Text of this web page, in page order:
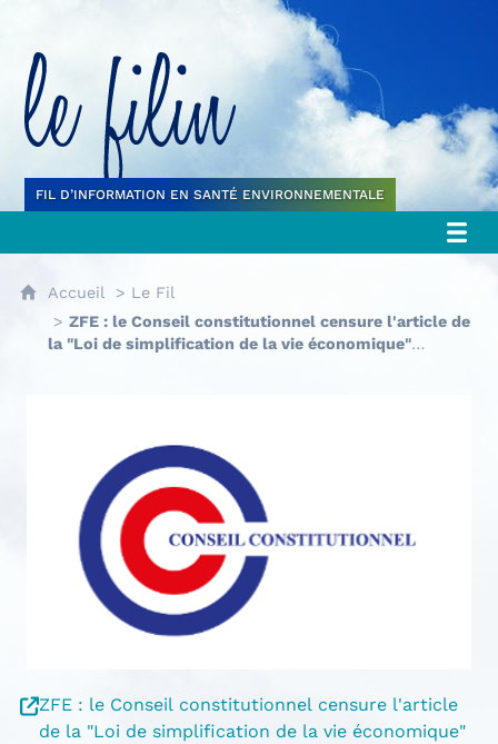
FIL D’INFORMATION EN SANTÉ ENVIRONNEMENTALE
Accueil
Le Fil
ZFE : le Conseil constitutionnel censure l'article de
la "Loi de simplification de la vie économique"
ZFE : le Conseil constitutionnel censure l'article
de la "Loi de simplification de la vie économique"